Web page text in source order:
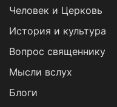
Человек и Церковь
История и культура
Вопрос священнику
Мысли вслух
Блоги